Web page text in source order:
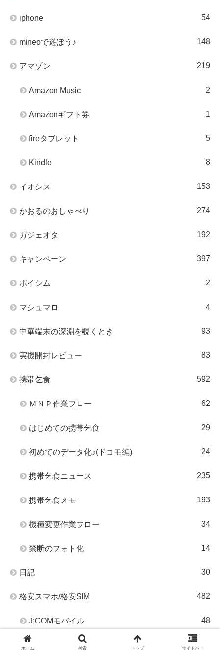
iphone 54
mineoで遊ぼう♪ 148
アマゾン 219
Amazon Music 2
Amazonギフト券 1
fireタブレット 5
Kindle 8
イオシス 153
かおるのおしゃべり 274
ガジェオタ 192
キャンペーン 397
ポイシム 2
マシュマロ 4
中華端末の深淵を覗くとき 93
実機開封レビュー 83
携帯乞食 592
ＭＮＰ作業フロー 62
はじめての携帯乞食 29
初めてのデータ化♪(ドコモ編) 24
携帯乞食ニュース 235
携帯乞食メモ 193
機種変更作業フロー 34
禁断のフォト化 14
日記 30
格安スマホ/格安SIM 482
J:COMモバイル 48
mineo
ホーム 検索 トップ サイドバー